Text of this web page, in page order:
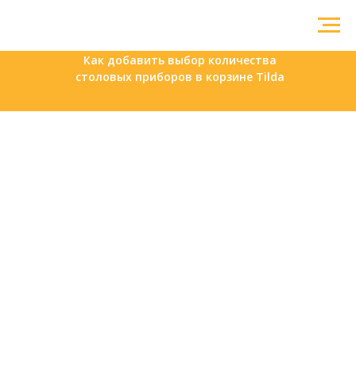
Как добавить выбор количества
столовых приборов в корзине Tilda